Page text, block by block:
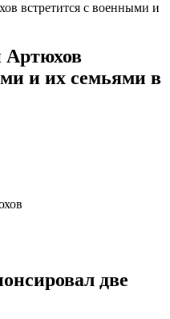
встретится с военными и
Артюхов
и их семьями в
две